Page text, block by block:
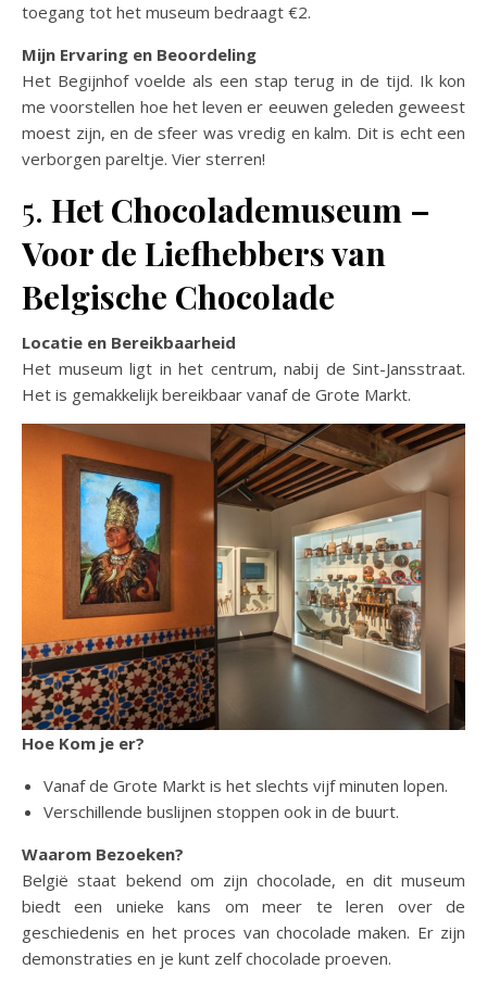
toegang tot het museum bedraagt €2.
Mijn Ervaring en Beoordeling
Het Begijnhof voelde als een stap terug in de tijd. Ik kon
me voorstellen hoe het leven er eeuwen geleden geweest
moest zijn, en de sfeer was vredig en kalm. Dit is echt een
verborgen pareltje. Vier sterren!
5. Het Chocolademuseum –
Voor de Liefhebbers van
Belgische Chocolade
Locatie en Bereikbaarheid
Het museum ligt in het centrum, nabij de Sint-Jansstraat.
Het is gemakkelijk bereikbaar vanaf de Grote Markt.
Hoe Kom je er?
Vanaf de Grote Markt is het slechts vijf minuten lopen.
Verschillende buslijnen stoppen ook in de buurt.
Waarom Bezoeken?
België staat bekend om zijn chocolade, en dit museum
biedt een unieke kans om meer te leren over de
geschiedenis en het proces van chocolade maken. Er zijn
demonstraties en je kunt zelf chocolade proeven.